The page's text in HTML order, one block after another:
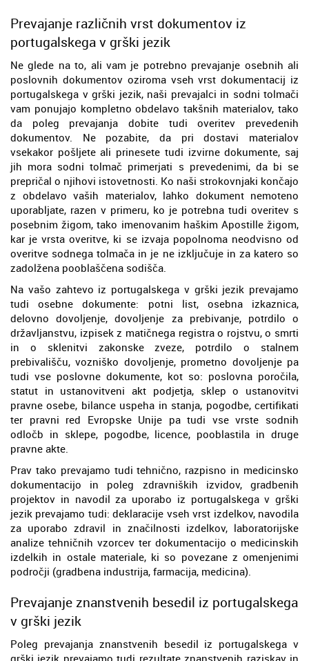
Prevajanje različnih vrst dokumentov iz
portugalskega v grški jezik
Ne glede na to, ali vam je potrebno prevajanje osebnih ali
poslovnih dokumentov oziroma vseh vrst dokumentacij iz
portugalskega v grški jezik, naši prevajalci in sodni tolmači
vam ponujajo kompletno obdelavo takšnih materialov, tako
da poleg prevajanja dobite tudi overitev prevedenih
dokumentov. Ne pozabite, da pri dostavi materialov
vsekakor pošljete ali prinesete tudi izvirne dokumente, saj
jih mora sodni tolmač primerjati s prevedenimi, da bi se
prepričal o njihovi istovetnosti. Ko naši strokovnjaki končajo
z obdelavo vaših materialov, lahko dokument nemoteno
uporabljate, razen v primeru, ko je potrebna tudi overitev s
posebnim žigom, tako imenovanim haškim Apostille žigom,
kar je vrsta overitve, ki se izvaja popolnoma neodvisno od
overitve sodnega tolmača in je ne izključuje in za katero so
zadolžena pooblaščena sodišča.
Na vašo zahtevo iz portugalskega v grški jezik prevajamo
tudi osebne dokumente: potni list, osebna izkaznica,
delovno dovoljenje, dovoljenje za prebivanje, potrdilo o
državljanstvu, izpisek z matičnega registra o rojstvu, o smrti
in o sklenitvi zakonske zveze, potrdilo o stalnem
prebivališču, vozniško dovoljenje, prometno dovoljenje pa
tudi vse poslovne dokumente, kot so: poslovna poročila,
statut in ustanovitveni akt podjetja, sklep o ustanovitvi
pravne osebe, bilance uspeha in stanja, pogodbe, certifikati
ter pravni red Evropske Unije pa tudi vse vrste sodnih
odločb in sklepe, pogodbe, licence, pooblastila in druge
pravne akte.
Prav tako prevajamo tudi tehnično, razpisno in medicinsko
dokumentacijo in poleg zdravniških izvidov, gradbenih
projektov in navodil za uporabo iz portugalskega v grški
jezik prevajamo tudi: deklaracije vseh vrst izdelkov, navodila
za uporabo zdravil in značilnosti izdelkov, laboratorijske
analize tehničnih vzorcev ter dokumentacijo o medicinskih
izdelkih in ostale materiale, ki so povezane z omenjenimi
področji (gradbena industrija, farmacija, medicina).
Prevajanje znanstvenih besedil iz portugalskega
v grški jezik
Poleg prevajanja znanstvenih besedil iz portugalskega v
grški jezik prevajamo tudi rezultate znanstvenih raziskav in